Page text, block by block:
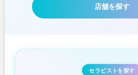
店舗を探す
セラピストを探す